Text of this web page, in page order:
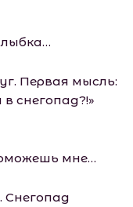
Первая мысль:
снегопад?!»
мне…
Снегопад